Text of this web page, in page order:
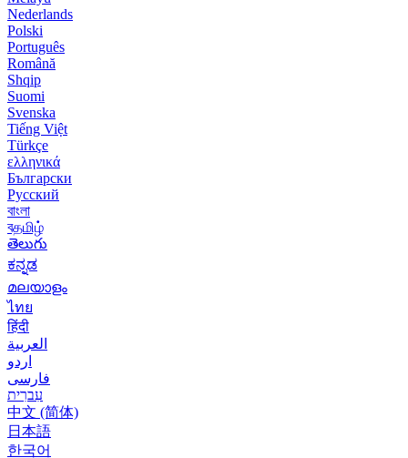
Nederlands
Polski
Português
Română
Shqip
Suomi
Svenska
Tiếng Việt
Türkçe
ελληνικά
Български
Русский
বাংলা
বதமிழ்
తెలుగు
ಕನ್ನಡ
മലയാളം
ไทย
हिंदी
العربية
اردو
فارسی
עִברִית
中文 (简体)
日本語
한국어